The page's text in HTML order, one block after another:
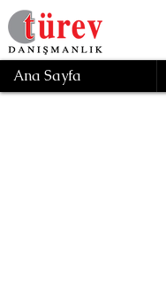
Ana Sayfa